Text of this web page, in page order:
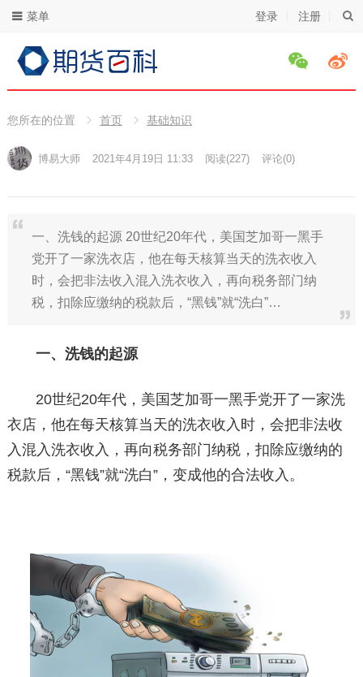
登录 注册
菜单
您所在的位置 首页 基础知识
博易大师 2021年4月19日 11:33 阅读(227) 评论(0)
一、洗钱的起源 20世纪20年代，美国芝加哥一黑手
党开了一家洗衣店，他在每天核算当天的洗衣收入
时，会把非法收入混入洗衣收入，再向税务部门纳
税，扣除应缴纳的税款后，“黑钱”就“洗白”…
一、洗钱的起源
20世纪20年代，美国芝加哥一黑手党开了一家洗
衣店，他在每天核算当天的洗衣收入时，会把非法收
入混入洗衣收入，再向税务部门纳税，扣除应缴纳的
税款后，“黑钱”就“洗白”，变成他的合法收入。